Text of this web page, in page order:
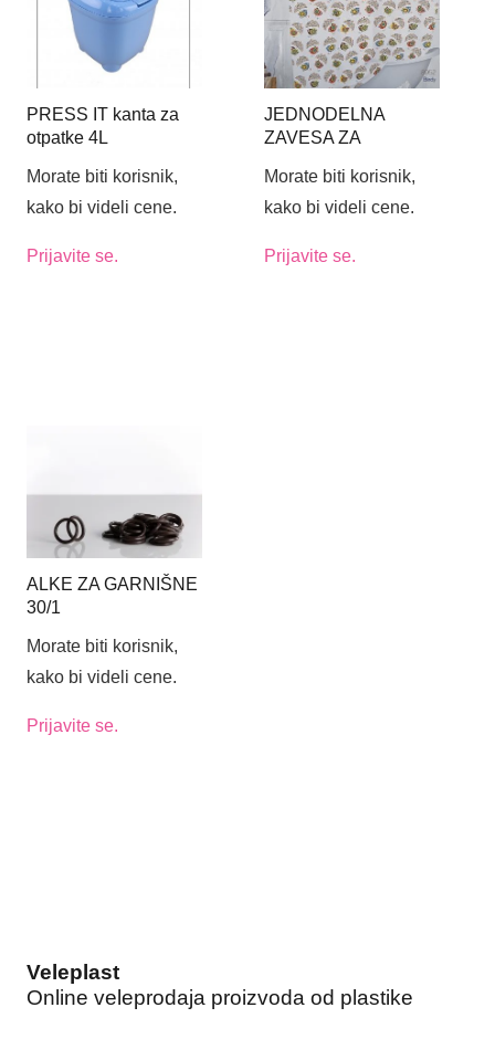
PRESS IT kanta za
otpatke 4L
Morate biti korisnik,
kako bi videli cene.
Prijavite se.
JEDNODELNA
ZAVESA ZA
BIRDY 8952
Morate biti korisnik,
kako bi videli cene.
Prijavite se.
ALKE ZA GARNIŠNE
30/1
Morate biti korisnik,
kako bi videli cene.
Prijavite se.
Veleplast
Online veleprodaja proizvoda od plastike